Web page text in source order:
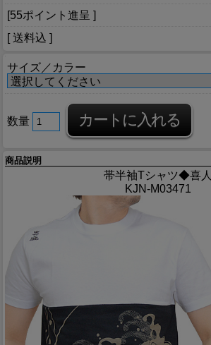
[55ポイント進呈 ]
[ 送料込 ]
サイズ／カラー
数量
商品説明
帯半袖Tシャツ◆喜人
KJN-M03471